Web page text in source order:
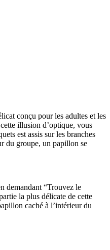
conçu pour les adultes et les
illusion d’optique, vous
est assis sur les branches
du groupe, un papillon se
demandant “Trouvez le
la plus délicate de cette
caché à l’intérieur du